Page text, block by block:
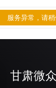
甘肃微
服务异常，请